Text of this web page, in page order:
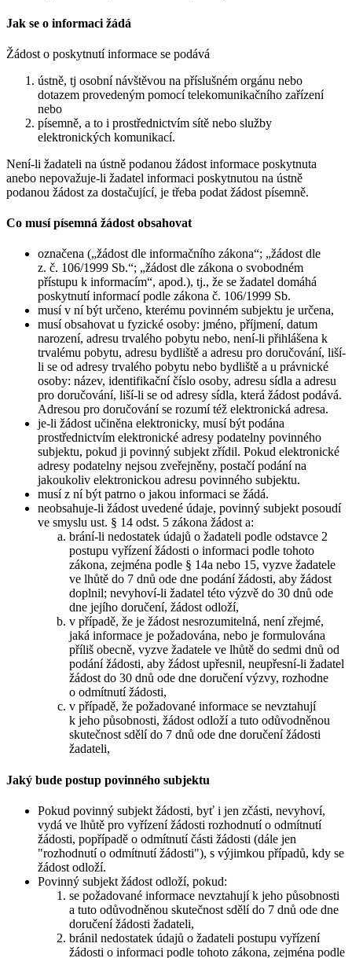
Jak se o informaci žádá
Žádost o poskytnutí informace se podává
ústně, tj osobní návštěvou na příslušném orgánu nebo
dotazem provedeným pomocí telekomunikačního zařízení
nebo
písemně, a to i prostřednictvím sítě nebo služby
elektronických komunikací.
Není-li žadateli na ústně podanou žádost informace poskytnuta
anebo nepovažuje-li žadatel informaci poskytnutou na ústně
podanou žádost za dostačující, je třeba podat žádost písemně.
Co musí písemná žádost obsahovat
označena („žádost dle informačního zákona“; „žádost dle
z. č. 106/1999 Sb.“; „žádost dle zákona o svobodném
přístupu k informacím“, apod.), tj., že se žadatel domáhá
poskytnutí informací podle zákona č. 106/1999 Sb.
musí v ní být určeno, kterému povinném subjektu je určena,
musí obsahovat u fyzické osoby: jméno, příjmení, datum
narození, adresu trvalého pobytu nebo, není-li přihlášena k
trvalému pobytu, adresu bydliště a adresu pro doručování, liší-
li se od adresy trvalého pobytu nebo bydliště a u právnické
osoby: název, identifikační číslo osoby, adresu sídla a adresu
pro doručování, liší-li se od adresy sídla, která žádost podává.
Adresou pro doručování se rozumí též elektronická adresa.
je-li žádost učiněna elektronicky, musí být podána
prostřednictvím elektronické adresy podatelny povinného
subjektu, pokud ji povinný subjekt zřídil. Pokud elektronické
adresy podatelny nejsou zveřejněny, postačí podání na
jakoukoliv elektronickou adresu povinného subjektu.
musí z ní být patrno o jakou informaci se žádá.
neobsahuje-li žádost uvedené údaje, povinný subjekt posoudí
ve smyslu ust. § 14 odst. 5 zákona žádost a:
brání-li nedostatek údajů o žadateli podle odstavce 2
postupu vyřízení žádosti o informaci podle tohoto
zákona, zejména podle § 14a nebo 15, vyzve žadatele
ve lhůtě do 7 dnů ode dne podání žádosti, aby žádost
doplnil; nevyhoví-li žadatel této výzvě do 30 dnů ode
dne jejího doručení, žádost odloží,
v případě, že je žádost nesrozumitelná, není zřejmé,
jaká informace je požadována, nebo je formulována
příliš obecně, vyzve žadatele ve lhůtě do sedmi dnů od
podání žádosti, aby žádost upřesnil, neupřesní-li žadatel
žádost do 30 dnů ode dne doručení výzvy, rozhodne
o odmítnutí žádosti,
v případě, že požadované informace se nevztahují
k jeho působnosti, žádost odloží a tuto odůvodněnou
skutečnost sdělí do 7 dnů ode dne doručení žádosti
žadateli,
Jaký bude postup povinného subjektu
Pokud povinný subjekt žádosti, byť i jen zčásti, nevyhoví,
vydá ve lhůtě pro vyřízení žádosti rozhodnutí o odmítnutí
žádosti, popřípadě o odmítnutí části žádosti (dále jen
"rozhodnutí o odmítnutí žádosti"), s výjimkou případů, kdy se
žádost odloží.
Povinný subjekt žádost odloží, pokud:
se požadované informace nevztahují k jeho působnosti
a tuto odůvodněnou skutečnost sdělí do 7 dnů ode dne
doručení žádosti žadateli,
bránil nedostatek údajů o žadateli postupu vyřízení
žádosti o informaci podle tohoto zákona, zejména podle